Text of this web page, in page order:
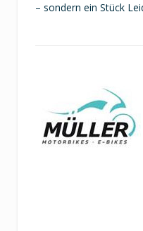
– sondern ein Stück